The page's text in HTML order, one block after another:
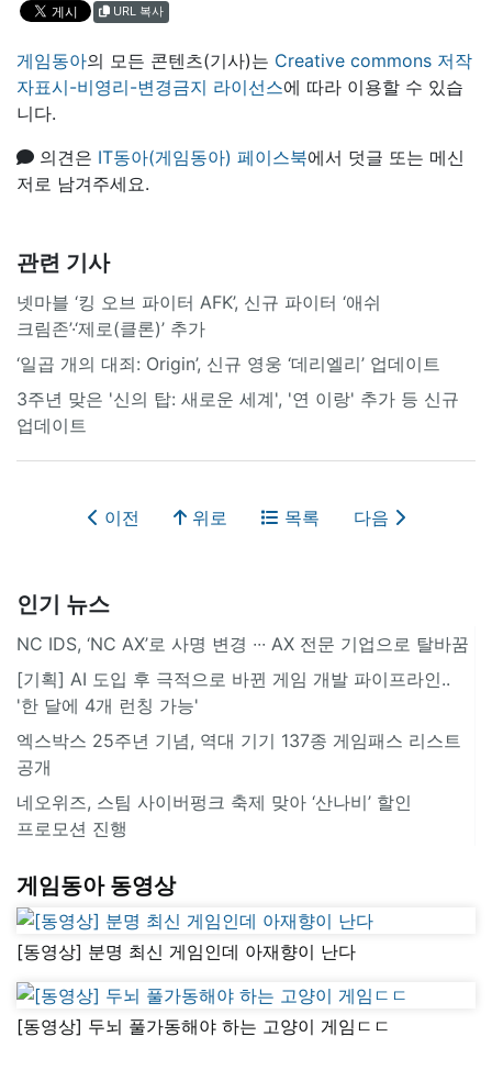
URL 복사
게임동아의 모든 콘텐츠(기사)는 Creative commons 저작
자표시-비영리-변경금지 라이선스에 따라 이용할 수 있습
니다.
의견은 IT동아(게임동아) 페이스북에서 덧글 또는 메신
저로 남겨주세요.
관련 기사
넷마블 ‘킹 오브 파이터 AFK’, 신규 파이터 ‘애쉬
크림존’·‘제로(클론)’ 추가
‘일곱 개의 대죄: Origin’, 신규 영웅 ‘데리엘리’ 업데이트
3주년 맞은 '신의 탑: 새로운 세계', '연 이랑' 추가 등 신규
업데이트
이전 위로 목록 다음
인기 뉴스
NC IDS, ‘NC AX’로 사명 변경 ∙∙∙ AX 전문 기업으로 탈바꿈
[기획] AI 도입 후 극적으로 바뀐 게임 개발 파이프라인..
'한 달에 4개 런칭 가능'
엑스박스 25주년 기념, 역대 기기 137종 게임패스 리스트
공개
네오위즈, 스팀 사이버펑크 축제 맞아 ‘산나비’ 할인
프로모션 진행
게임동아 동영상
[동영상] 분명 최신 게임인데 아재향이 난다
[동영상] 두뇌 풀가동해야 하는 고양이 게임ㄷㄷ